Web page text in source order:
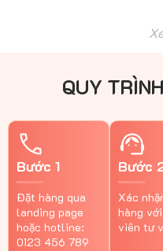
QUY
Bước 1
Đặt hàng qua
landing page
hoặc hotline:
0123 456 789
Bước
Xác
hàng
viên tư